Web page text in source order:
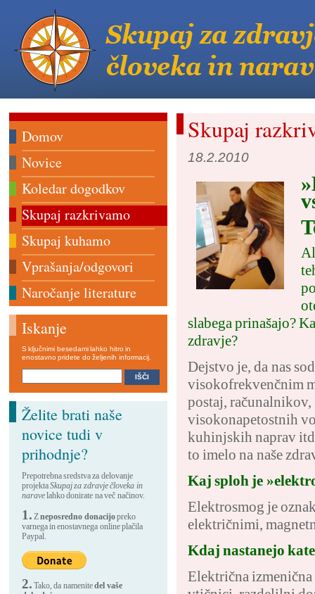
Skupaj
18.2.2010
slabega prinašajo?
zdravje?
Dejstvo je, da nas
visokofrekvenčnim
postaj,
visokonapetostnih
kuhinjskih naprav
to imelo na naše
Kaj sploh je
Elektrosmog je
električnimi,
Kdaj nastanejo
Električna
Domov
Novice
Koledar dogodkov
Skupaj razkrivamo
Skupaj kuhamo
Vprašanja/odgovori
Naročanje literature
Iskanje
S ključnimi besedami lahko hitro in
enostavno pridete do željenih informacij.
Želite brati naše
novice tudi v
prihodnje?
Prepotrebna sredstva za delovanje
projektaSkupaj za zdravje človeka in
naravelahko donirate na več načinov.
1. Zneposredno donacijopreko
varnega in enostavnega online plačila
Paypal.
2. Tako, da namenitedel vaše